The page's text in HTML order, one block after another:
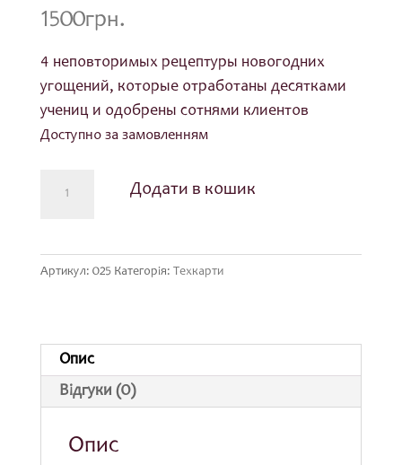
1500грн.
4 неповторимых рецептуры новогодних
угощений, которые отработаны десятками
учениц и одобрены сотнями клиентов
Доступно за замовленням
Додати в кошик
Артикул: 025 Категорія: Техкарти
Опис
Відгуки (0)
Опис